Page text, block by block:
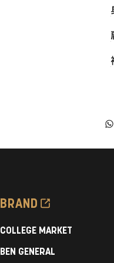
BRAND
COLLEGE MARKET
BEN GENERAL